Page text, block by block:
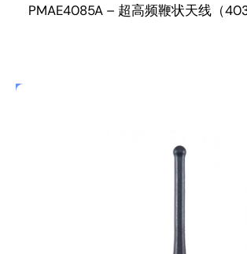
PMAE4085A – 超高频鞭状天线（